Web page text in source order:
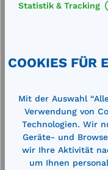
Zertifizierte Qualität
Statistik & Tracking
COOKIES FÜR
Mit der Auswahl
Verwendung von
Technologien. Wir
Geräte- und
wir Ihre Aktivität
um Ihnen